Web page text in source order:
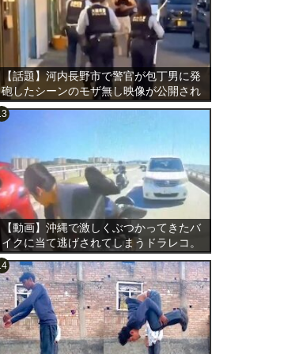
【話題】河内長野市で警官が包丁男に発
砲したシーンのモザ無し映像が公開され
る。
【動画】沖縄で激しくぶつかってきたバ
イクに当て逃げされてしまうドラレコ。